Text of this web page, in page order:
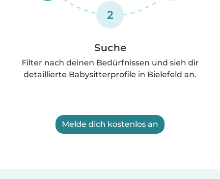
2
Suche
Filter nach deinen Bedürfnissen und sieh dir
detaillierte Babysitterprofile in Bielefeld an.
Melde dich kostenlos an